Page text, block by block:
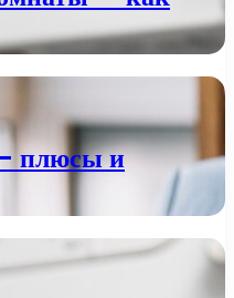
плюсы и